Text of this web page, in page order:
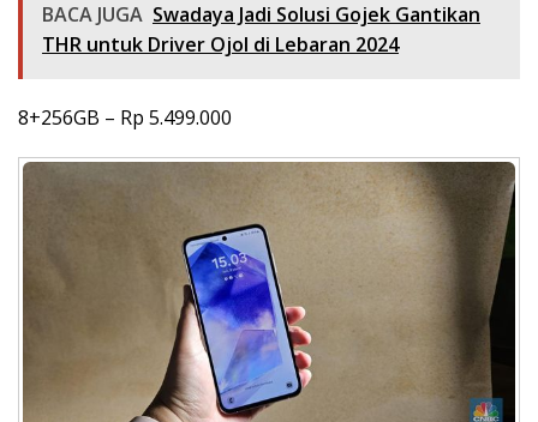
BACA JUGA Swadaya Jadi Solusi Gojek Gantikan
THR untuk Driver Ojol di Lebaran 2024
8+256GB – Rp 5.499.000